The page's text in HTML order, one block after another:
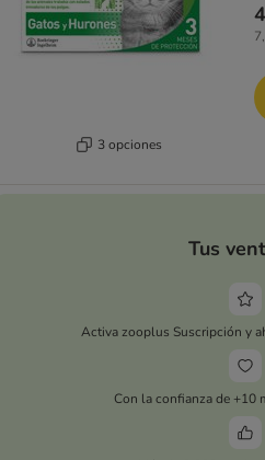
3 opciones
Tus
Activa zooplus Suscripción y
Con la confianza de +10